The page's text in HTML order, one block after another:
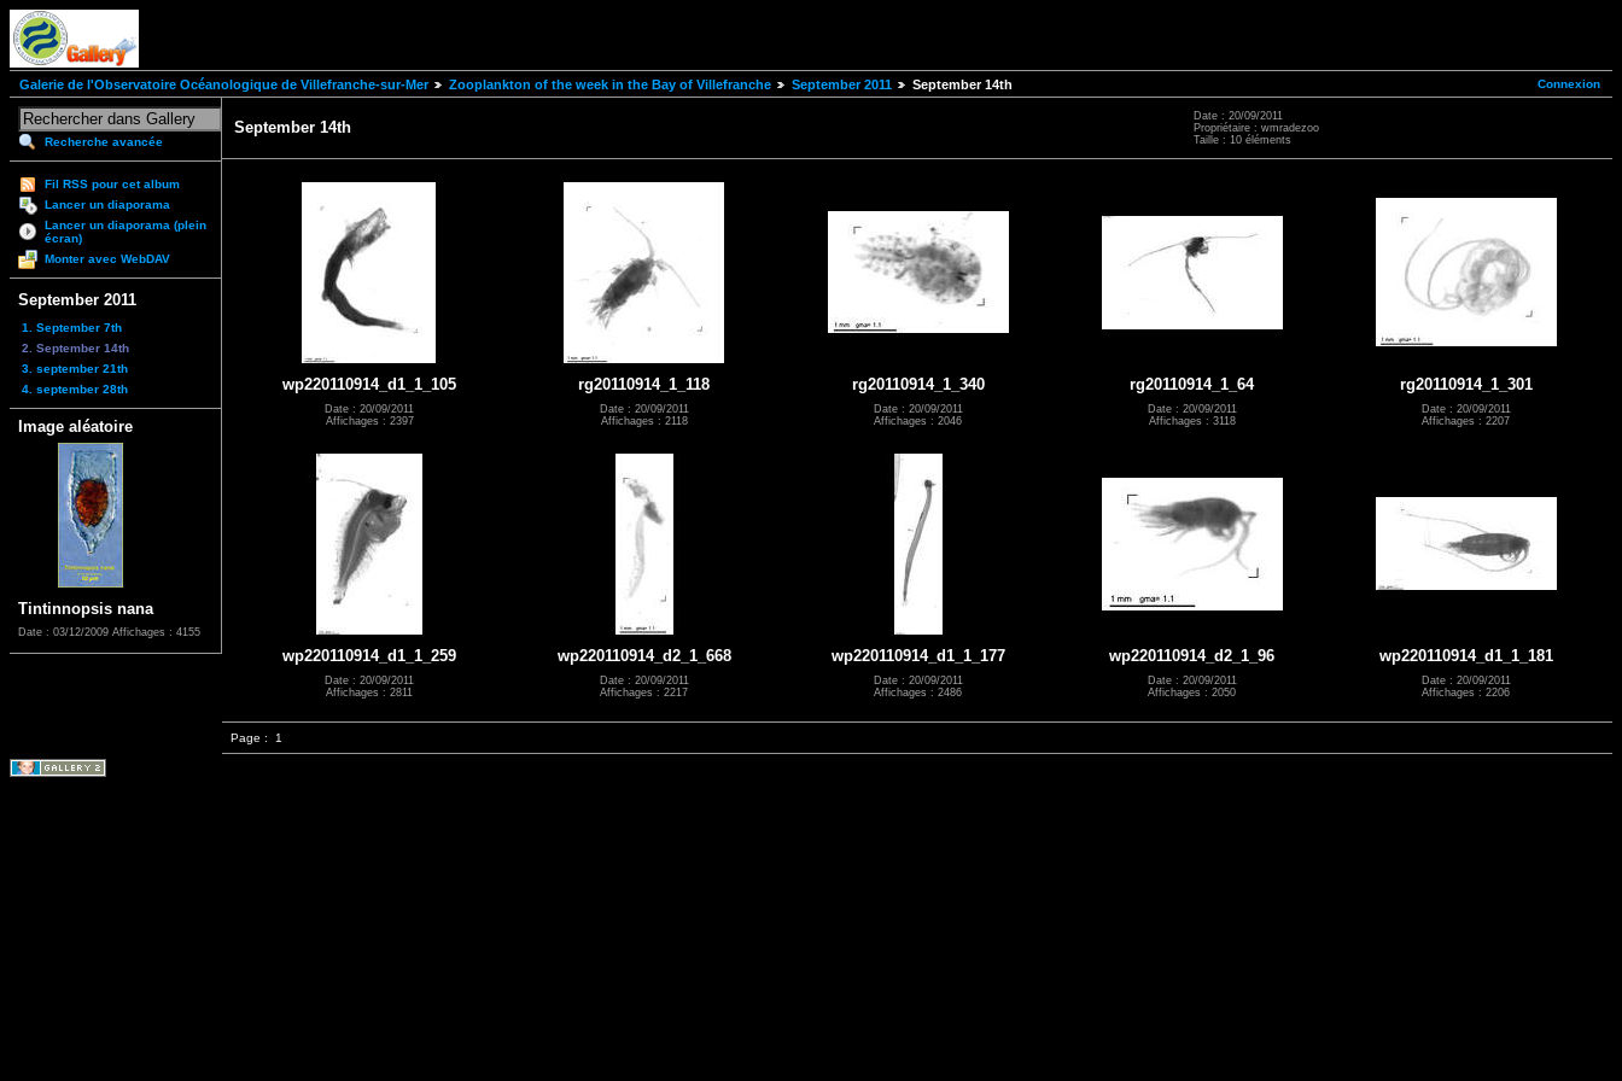
Connexion
Galerie de l'Observatoire Océanologique de Villefranche-sur-Mer Zooplankton of the week in the Bay of Villefranche September 2011 September 14th
Recherche avancée
Fil RSS pour cet album
Lancer un diaporama
Lancer un diaporama (plein
écran)
Monter avec WebDAV
September 2011
1. September 7th
2. September 14th
3. september 21th
4. september 28th
Image aléatoire
Tintinnopsis nana
Date : 03/12/2009 Affichages : 4155
September 14th
Date : 20/09/2011
Propriétaire : wmradezoo
Taille : 10 éléments
wp220110914_d1_1_105
Date : 20/09/2011
Affichages : 2397
rg20110914_1_118
Date : 20/09/2011
Affichages : 2118
rg20110914_1_340
Date : 20/09/2011
Affichages : 2046
rg20110914_1_64
Date : 20/09/2011
Affichages : 3118
rg20110914_1_301
Date : 20/09/2011
Affichages : 2207
wp220110914_d1_1_259
Date : 20/09/2011
Affichages : 2811
wp220110914_d2_1_668
Date : 20/09/2011
Affichages : 2217
wp220110914_d1_1_177
Date : 20/09/2011
Affichages : 2486
wp220110914_d2_1_96
Date : 20/09/2011
Affichages : 2050
wp220110914_d1_1_181
Date : 20/09/2011
Affichages : 2206
Page : 1